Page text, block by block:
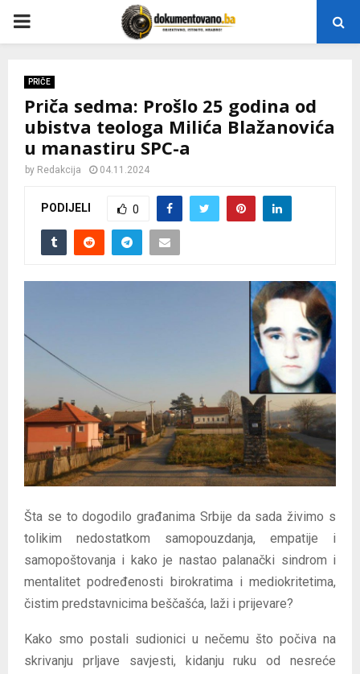
P
M
Y
N
U
PRIČE
Priča sedma: Prošlo 25 godina od
ubistva teologa Milića Blažanovića
u manastiru SPC-a
by Redakcija 04.11.2024
PODIJELI 0
Šta se to dogodilo građanima Srbije da sada živimo s
tolikim nedostatkom samopouzdanja, empatije i
samopoštovanja i kako je nastao palanački sindrom i
mentalitet podređenosti birokratima i mediokritetima,
čistim predstavnicima beščašća, laži i prijevare?
Kako smo postali sudionici u nečemu što počiva na
skrivanju prljave savjesti, kidanju ruku od nesreće